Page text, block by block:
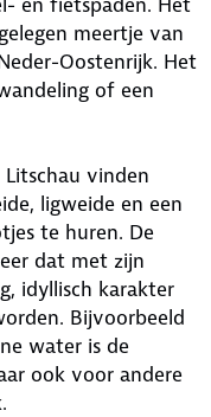
meertje van
Oostenrijk. Het
of een
vinden
ligweide en een
te huren. De
dat met zijn
idyllisch karakter
Bijvoorbeeld
water is de
ook voor andere